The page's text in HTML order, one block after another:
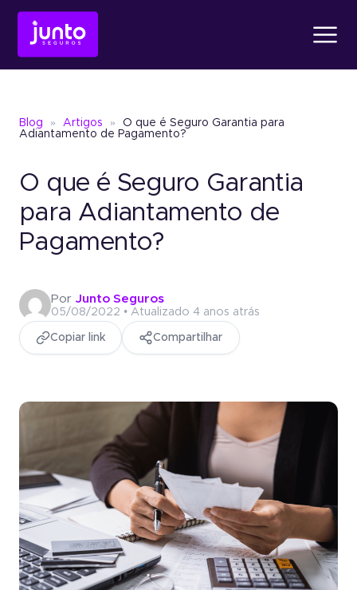
Conheça oFiança
Conheça o Seguro
garantia sem bloquear
empresas fecharem
contratos.
Produtos
Conheça o Fiança Locatícia
Conheça o Seguro Garantia
Seguro GarantiaJudicial
Um jeito simples de oferecer garantia
sem bloquear recursos.
Seguro GarantiaTradicional
Economia e agilidade para empresas
fecharem contratos.
Atendimento
Blog
Portal do Corretor
Acesso empresa
Blog » Artigos »
O que é Seguro Garantia para
Adiantamento de Pagamento?
O que é Seguro Garantia
para Adiantamento de
Pagamento?
Por Junto Seguros
05/08/2022 • Atualizado 4 anos atrás
Copiar link Compartilhar